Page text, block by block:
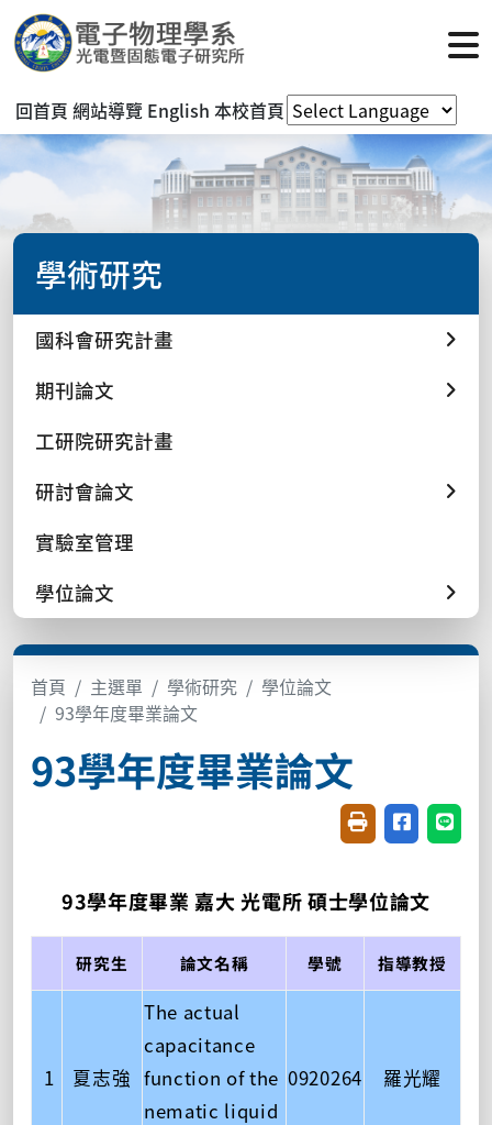
回首頁 網站導覽 English 本校首頁
學術研究
國科會研究計畫
期刊論文
工研院研究計畫
研討會論文
實驗室管理
學位論文
首頁 主選單 學術研究
學位論文
93學年度畢業論文
93學年度畢業論文
友善列印(開新視
分享至臉書
分享
93學年度畢業 嘉大 光電所 碩士學位論文
研究生 論文名稱 學號 指導教授
1 夏志強
The actual
capacitance
function of the
nematic liquid
0920264 羅光耀